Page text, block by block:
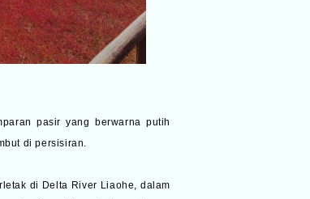
pasir yang berwarna putih
di persisiran.
di Delta River Liaohe, dalam